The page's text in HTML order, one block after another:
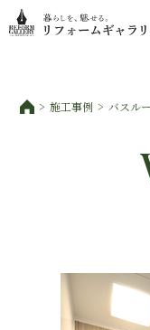
施工事例 バスル